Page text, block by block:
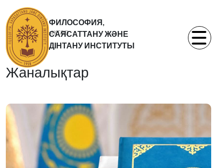
ФИЛОСОФИЯ,
САЯСАТТАНУ ЖӘНЕ
ДІНТАНУ ИНСТИТУТЫ
Басты бет
Жаналықтар
Статьи
Жаналықтар